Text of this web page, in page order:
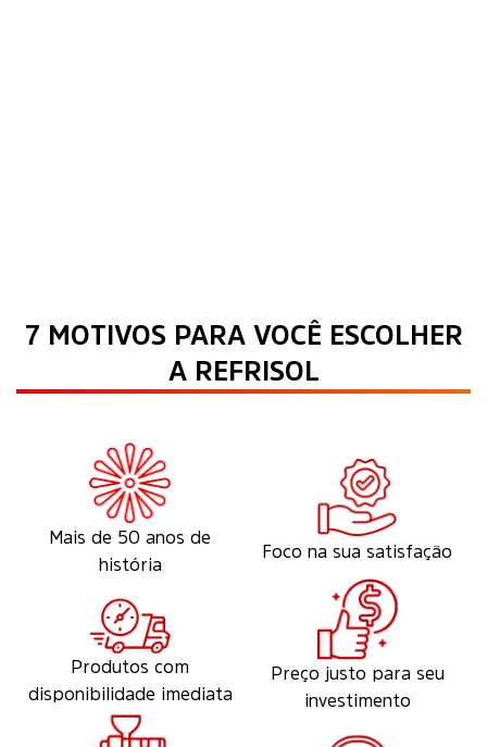
7 MOTIVOS PARA VOCÊ ESCOLHER
A REFRISOL
Mais de 50 anos de
história
Foco na sua satisfação
Produtos com
disponibilidade imediata
Preço justo para seu
investimento